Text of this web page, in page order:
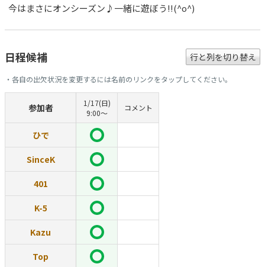
今はまさにオンシーズン♪一緒に遊ぼう!!(^o^)
日程候補 行と列を切り替え
・各自の出欠状況を変更するには名前のリンクをタップしてください。
参加者
1/17(日)
9:00〜
コメント
ひで
SinceK
401
K-5
Kazu
Top